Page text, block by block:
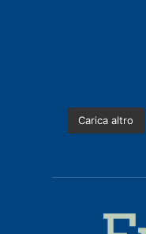
Carica altro